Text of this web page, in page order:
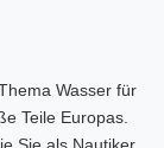
Wasser für
Teile Europas.